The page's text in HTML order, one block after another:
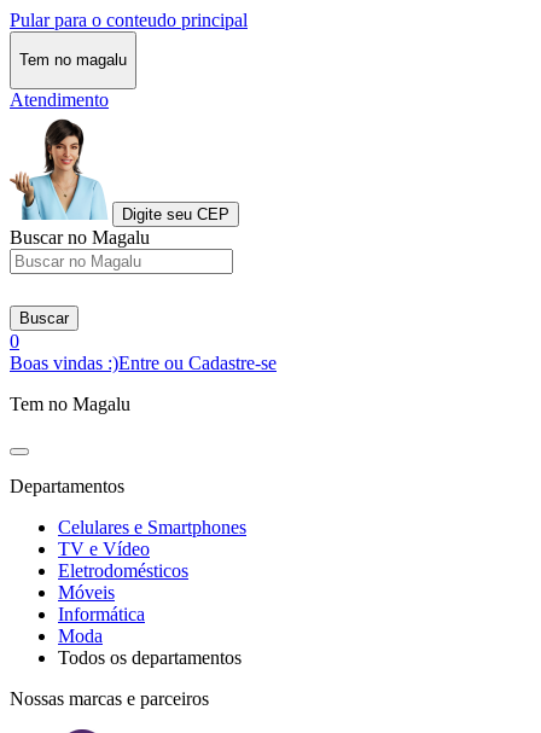
Pular para o conteudo principal
Tem no magalu
Atendimento
Digite seu CEP
Buscar no Magalu
Buscar
0
Boas vindas :)Entre ou Cadastre-se
Tem no Magalu
Departamentos
Celulares e Smartphones
TV e Vídeo
Eletrodomésticos
Móveis
Informática
Moda
Todos os departamentos
Nossas marcas e parceiros